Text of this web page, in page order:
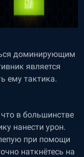
доминирующим
является
ему тактика.
в большинстве
нанести урон.
при помощи
наткнётесь на